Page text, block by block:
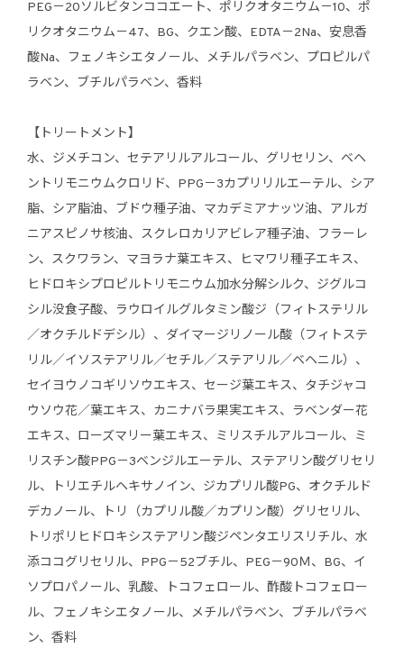
PEG－20ソルビタンココエート、ポリクオタニウム－10、ポ
リクオタニウム－47、BG、クエン酸、EDTA－2Na、安息香
酸Na、フェノキシエタノール、メチルパラベン、プロピルパ
ラベン、ブチルパラベン、香料
【トリートメント】
水、ジメチコン、セテアリルアルコール、グリセリン、ベヘ
ントリモニウムクロリド、PPG－3カプリリルエーテル、シア
脂、シア脂油、ブドウ種子油、マカデミアナッツ油、アルガ
ニアスピノサ核油、スクレロカリアビレア種子油、フラーレ
ン、スクワラン、マヨラナ葉エキス、ヒマワリ種子エキス、
ヒドロキシプロピルトリモニウム加水分解シルク、ジグルコ
シル没食子酸、ラウロイルグルタミン酸ジ（フィトステリル
／オクチルドデシル）、ダイマージリノール酸（フィトステ
リル／イソステアリル／セチル／ステアリル／ベヘニル）、
セイヨウノコギリソウエキス、セージ葉エキス、タチジャコ
ウソウ花／葉エキス、カニナバラ果実エキス、ラベンダー花
エキス、ローズマリー葉エキス、ミリスチルアルコール、ミ
リスチン酸PPG－3ベンジルエーテル、ステアリン酸グリセリ
ル、トリエチルヘキサノイン、ジカプリル酸PG、オクチルド
デカノール、トリ（カプリル酸／カプリン酸）グリセリル、
トリポリヒドロキシステアリン酸ジペンタエリスリチル、水
添ココグリセリル、PPG－52ブチル、PEG－90Ｍ、BG、イ
ソプロパノール、乳酸、トコフェロール、酢酸トコフェロー
ル、フェノキシエタノール、メチルパラベン、ブチルパラベ
ン、香料